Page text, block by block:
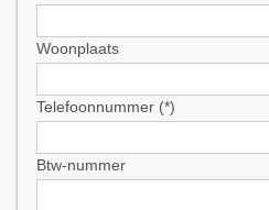
Woonplaats
Telefoonnummer (*)
Btw-nummer